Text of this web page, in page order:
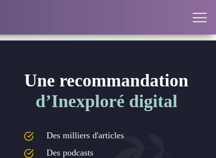
Une recommandation
d’Inexploré digital
Des milliers d'articles
Des podcasts